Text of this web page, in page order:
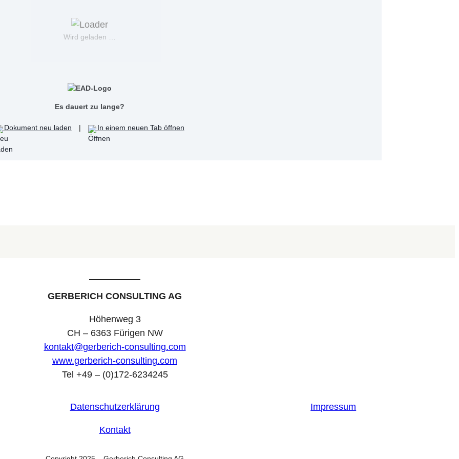
Wird geladen …
Es dauert zu lange?
Dokument neu laden | In einem neuen Tab öffnen
GERBERICH CONSULTING AG
Höhenweg 3
CH – 6363 Fürigen NW
kontakt@gerberich-consulting.com
www.gerberich-consulting.com
Tel +49 – (0)172-6234245
Datenschutzerklärung
Kontakt
Impressum